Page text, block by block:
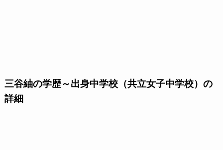
三谷紬の学歴～出身中学校（共立女子中学校）の
詳細